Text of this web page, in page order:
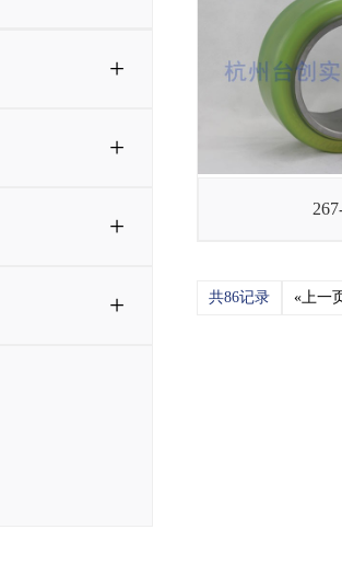
+
+
+
+ 共86记录 «上一